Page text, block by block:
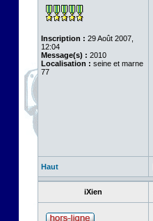
Inscription : 29 Août 2007,
12:04
Message(s) : 2010
Localisation : seine et marne
77
Haut
iXien